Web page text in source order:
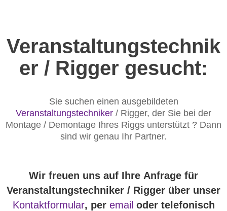
Veranstaltungstechnik
er / Rigger gesucht:
Sie suchen einen ausgebildeten
Veranstaltungstechniker / Rigger, der Sie bei der
Montage / Demontage Ihres Riggs unterstützt ? Dann
sind wir genau Ihr Partner.
Wir freuen uns auf Ihre Anfrage für
Kontaktformular, per emailoder telefonisch